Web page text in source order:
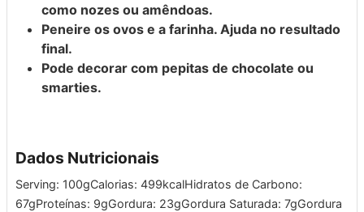
como nozes ou amêndoas.
Peneire os ovos e a farinha. Ajuda no resultado
final.
Pode decorar com pepitas de chocolate ou
smarties.
Dados Nutricionais
Serving: 100gCalorias: 499kcalHidratos de Carbono:
67gProteínas: 9gGordura: 23gGordura Saturada: 7gGordura